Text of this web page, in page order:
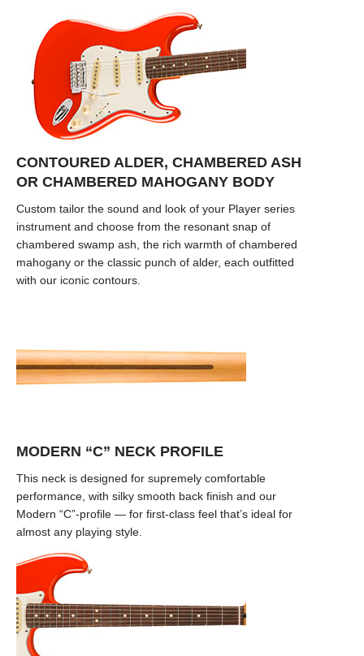
CONTOURED ALDER, CHAMBERED ASH
OR CHAMBERED MAHOGANY BODY
Custom tailor the sound and look of your Player series
instrument and choose from the resonant snap of
chambered swamp ash, the rich warmth of chambered
mahogany or the classic punch of alder, each outfitted
with our iconic contours.
MODERN “C” NECK PROFILE
This neck is designed for supremely comfortable
performance, with silky smooth back finish and our
Modern “C”-profile — for first-class feel that’s ideal for
almost any playing style.